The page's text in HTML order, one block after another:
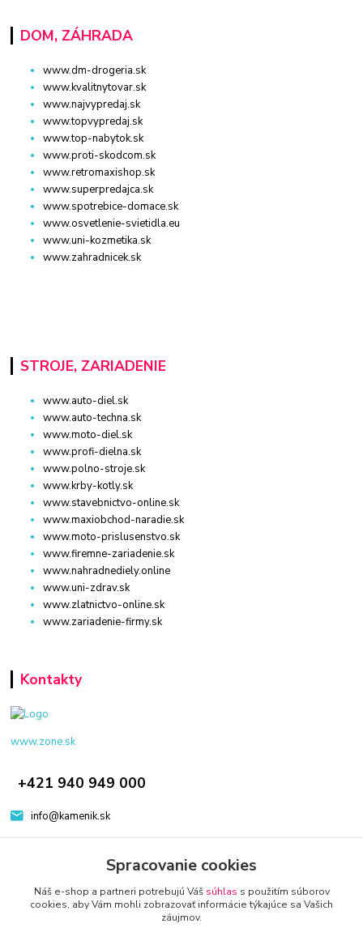
DOM, ZÁHRADA
www.dm-drogeria.sk
www.kvalitnytovar.sk
www.najvypredaj.sk
www.topvypredaj.sk
www.top-nabytok.sk
www.proti-skodcom.sk
www.retromaxishop.sk
www.superpredajca.sk
www.spotrebice-domace.sk
www.osvetlenie-svietidla.eu
www.uni-kozmetika.sk
www.zahradnicek.sk
STROJE, ZARIADENIE
www.auto-diel.sk
www.auto-techna.sk
www.moto-diel.sk
www.profi-dielna.sk
www.polno-stroje.sk
www.krby-kotly.sk
www.stavebnictvo-online.sk
www.maxiobchod-naradie.sk
www.moto-prislusenstvo.sk
www.firemne-zariadenie.sk
www.nahradnediely.online
www.uni-zdrav.sk
www.zlatnictvo-online.sk
www.zariadenie-firmy.sk
Kontakty
www.zone.sk
+421 940 949 000
info@kamenik.sk
Spracovanie cookies
Náš e-shop a partneri potrebujú Váš súhlas s použitím súborov
cookies, aby Vám mohli zobrazovať informácie týkajúce sa Vašich
záujmov.